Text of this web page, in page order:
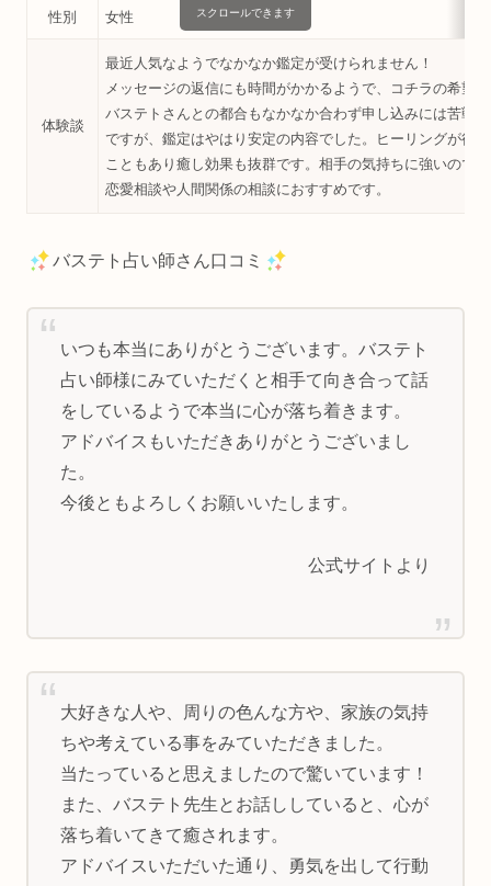
性別 女性
体験談
最近人気なようでなかなか鑑定が受けられません！
メッセージの返信にも時間がかかるようで、コチラの希望
バステトさんとの都合もなかなか合わず申し込みには苦戦
ですが、鑑定はやはり安定の内容でした。ヒーリングが得
こともあり癒し効果も抜群です。相手の気持ちに強いので、
恋愛相談や人間関係の相談におすすめです。
スクロールできます
バステト占い師さん口コミ
いつも本当にありがとうございます。バステト
占い師様にみていただくと相手て向き合って話
をしているようで本当に心が落ち着きます。
アドバイスもいただきありがとうございまし
た。
今後ともよろしくお願いいたします。
公式サイトより
大好きな人や、周りの色んな方や、家族の気持
ちや考えている事をみていただきました。
当たっていると思えましたので驚いています！
また、バステト先生とお話ししていると、心が
落ち着いてきて癒されます。
アドバイスいただいた通り、勇気を出して行動